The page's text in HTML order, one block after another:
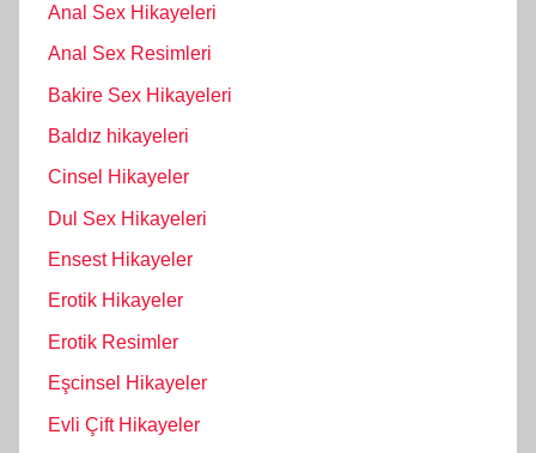
Anal Sex Hikayeleri
Anal Sex Resimleri
Bakire Sex Hikayeleri
Baldız hikayeleri
Cinsel Hikayeler
Dul Sex Hikayeleri
Ensest Hikayeler
Erotik Hikayeler
Erotik Resimler
Eşcinsel Hikayeler
Evli Çift Hikayeler